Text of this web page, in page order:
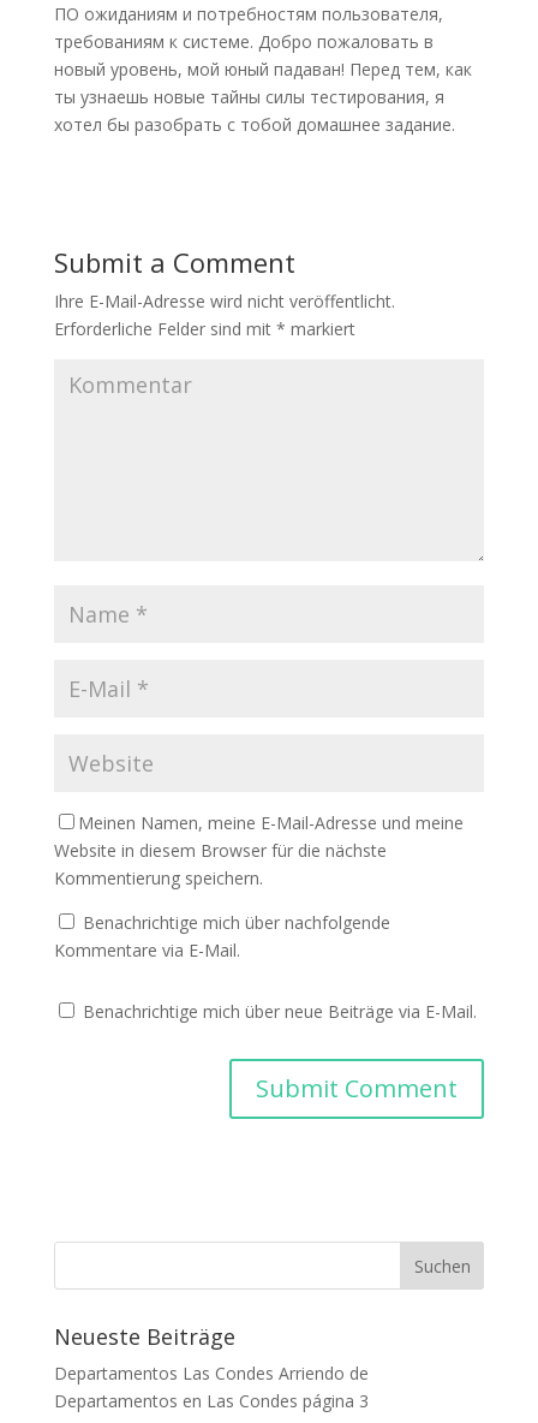
ПО ожиданиям и потребностям пользователя,
требованиям к системе. Добро пожаловать в
новый уровень, мой юный падаван! Перед тем, как
ты узнаешь новые тайны силы тестирования, я
хотел бы разобрать с тобой домашнее задание.
Submit a Comment
Ihre E-Mail-Adresse wird nicht veröffentlicht.
Erforderliche Felder sind mit * markiert
Meinen Namen, meine E-Mail-Adresse und meine
Website in diesem Browser für die nächste
Kommentierung speichern.
Benachrichtige mich über nachfolgende
Kommentare via E-Mail.
Benachrichtige mich über neue Beiträge via E-Mail.
Neueste Beiträge
Departamentos Las Condes Arriendo de
Departamentos en Las Condes página 3